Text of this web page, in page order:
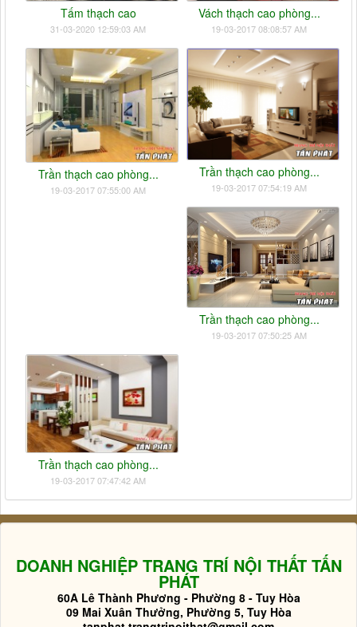
Tấm thạch cao
31-03-2020 12:59:03 AM
Vách thạch cao phòng...
19-03-2017 08:08:57 AM
Trần thạch cao phòng...
19-03-2017 07:55:00 AM
Trần thạch cao phòng...
19-03-2017 07:54:19 AM
Trần thạch cao phòng...
19-03-2017 07:50:25 AM
Trần thạch cao phòng...
19-03-2017 07:47:42 AM
DOANH NGHIỆP TRANG TRÍ NỘI THẤT TẤN
PHÁT
60A Lê Thành Phương - Phường 8 - Tuy Hòa
09 Mai Xuân Thưởng, Phường 5, Tuy Hòa